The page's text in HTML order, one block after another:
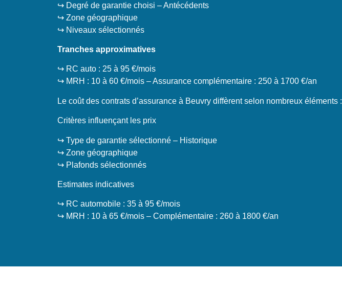
↪️ Degré de garantie choisi – Antécédents
↪️ Zone géographique
↪️ Niveaux sélectionnés
Tranches approximatives
↪️ RC auto : 25 à 95 €/mois
↪️ MRH : 10 à 60 €/mois – Assurance complémentaire : 250 à 1700 €/an
Le coût des contrats d’assurance à Beuvry diffèrent selon nombreux éléments :
Critères influençant les prix
↪️ Type de garantie sélectionné – Historique
↪️ Zone géographique
↪️ Plafonds sélectionnés
Estimates indicatives
↪️ RC automobile : 35 à 95 €/mois
↪️ MRH : 10 à 65 €/mois – Complémentaire : 260 à 1800 €/an